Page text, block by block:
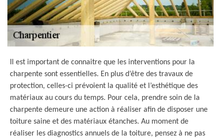
Il est important de connaitre que les interventions pour la
charpente sont essentielles. En plus d’être des travaux de
protection, celles-ci prévoient la qualité et l’esthétique des
matériaux au cours du temps. Pour cela, prendre soin de la
charpente demeure une action à réaliser afin de disposer une
toiture saine et des matériaux étanches. Au moment de
réaliser les diagnostics annuels de la toiture, pensez à ne pas